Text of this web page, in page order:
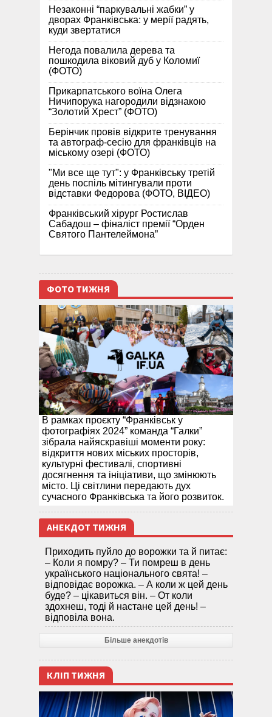
Незаконні “паркувальні жабки” у
дворах Франківська: у мерії радять,
куди звертатися
Негода повалила дерева та
пошкодила віковий дуб у Коломиї
(ФОТО)
Прикарпатського воїна Олега
Ничипорука нагородили відзнакою
“Золотий Хрест” (ФОТО)
Берінчик провів відкрите тренування
та автограф-сесію для франківців на
міському озері (ФОТО)
"Ми все ще тут": у Франківську третій
день поспіль мітингували проти
відставки Федорова (ФОТО, ВІДЕО)
Франківський хірург Ростислав
Сабадош – фіналіст премії “Орден
Святого Пантелеймона”
ФОТО ТИЖНЯ
В рамках проєкту “Франківськ у
фотографіях 2024” команда “Галки”
зібрала найяскравіші моменти року:
відкриття нових міських просторів,
культурні фестивалі, спортивні
досягнення та ініціативи, що змінюють
місто. Ці світлини передають дух
сучасного Франківська та його розвиток.
АНЕКДОТ ТИЖНЯ
Приходить пуйло до ворожки та й питає:
– Коли я помру? – Ти помреш в день
українського національного свята! –
відповідає ворожка. – А коли ж цей день
буде? – цікавиться він. – От коли
здохнеш, тоді й настане цей день! –
відповіла вона.
Більше анекдотів
КЛІП ТИЖНЯ